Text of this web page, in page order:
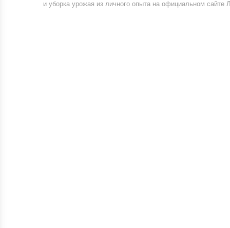
и уборка урожая из личного опыта на официальном